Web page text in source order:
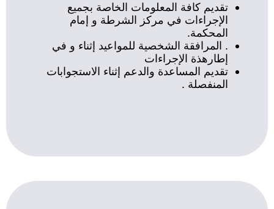
تقديم كافة المعلومات الخاصة بجميع
الإجراءات في مركز الشرطة و إمام
المحكمة.
. المرافقة الشخصية للمواعيد إثناء و في
إطارهذة الإجراءات
تقديم المساعدة والدعم إثناء الاستجوابات
المنفصلة .